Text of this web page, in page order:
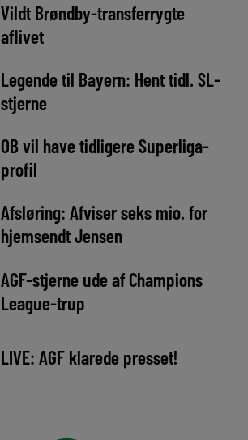
Vildt Brøndby-transferrygte
aflivet
Legende til Bayern: Hent tidl. SL-
stjerne
OB vil have tidligere Superliga-
profil
Afsløring: Afviser seks mio. for
hjemsendt Jensen
AGF-stjerne ude af Champions
League-trup
LIVE: AGF klarede presset!